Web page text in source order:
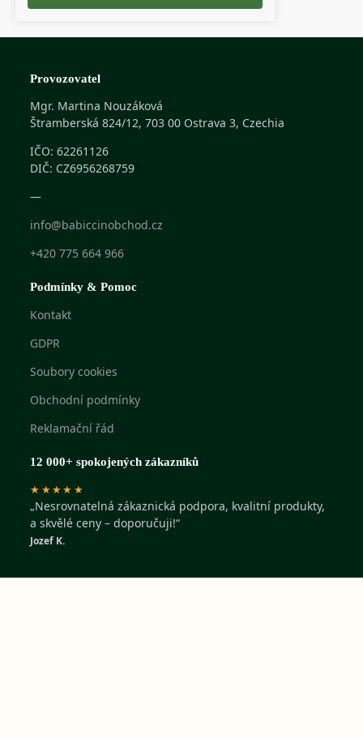
Provozovatel
Mgr. Martina Nouzáková
Štramberská 824/12, 703 00 Ostrava 3, Czechia
IČO: 62261126
DIČ: CZ6956268759
—
info@babiccinobchod.cz
+420 775 664 966
Podmínky & Pomoc
Kontakt
GDPR
Soubory cookies
Obchodní podmínky
Reklamační řád
12 000+ spokojených zákazníků
★★★★★
„Nesrovnatelná zákaznická podpora, kvalitní produkty,
a skvělé ceny – doporučuji!“
Jozef K.